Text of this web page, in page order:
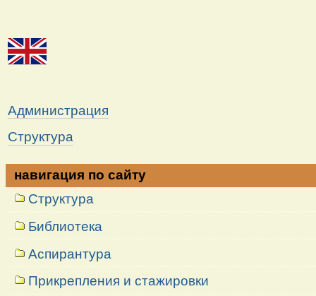
Администрация
Структура
навигация по сайту
Структура
Библиотека
Аспирантура
Прикрепления и стажировки